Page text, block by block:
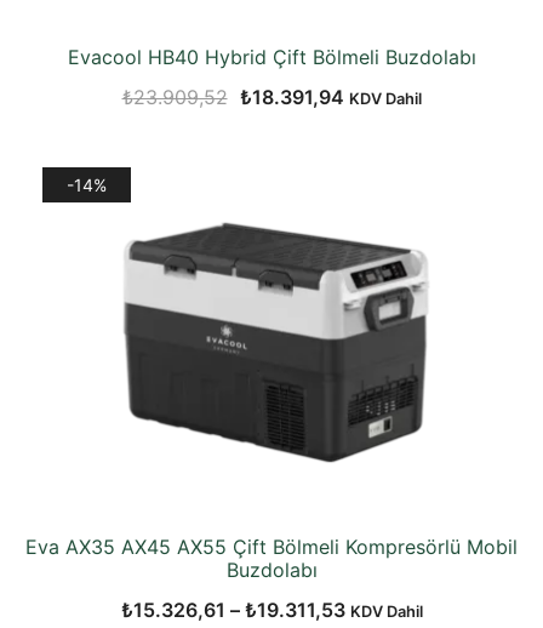
Evacool HB40 Hybrid Çift Bölmeli Buzdolabı
₺23.909,52 Orijinal
₺18.391,94Şu
KDV Dahil
-14%
Eva AX35 AX45 AX55 Çift Bölmeli Kompresörlü Mobil
Buzdolabı
₺15.326,61 – ₺19.311,53Fiyat
KDV Dahil